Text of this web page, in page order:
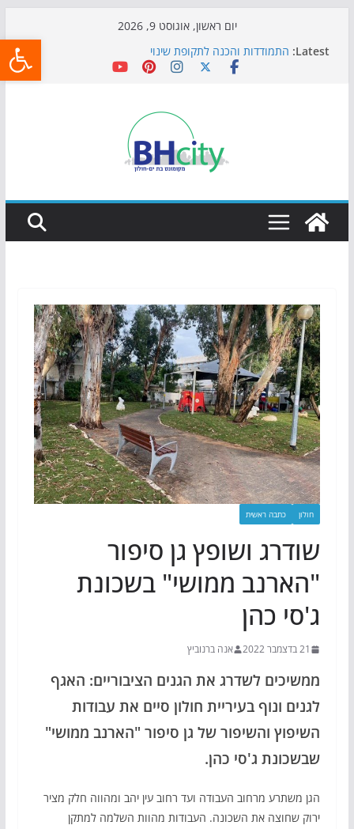
יום ראשון, אוגוסט 9, 2026
Latest: התמודדות והכנה לתקופת שינוי
אי ההרפתקאות ממשיך לכבוש את הגינות: מאות משפחות
כדורגל באווירה מיוחדת: הקרנת גמר המונדיאל בטרמינל
הקיץ של בני הנוער בבת־ים: חוף הריביירה הופך למרחב
בטוח בשעות הערב
חולון כתבה ראשית
שודרג ושופץ גן סיפור
"הארנב ממושי" בשכונת
ג'סי כהן
21 בדצמבר 2022 אנה ברנוביץ
ממשיכים לשדרג את הגנים הציבוריים: האגף
לגנים ונוף בעיריית חולון סיים את עבודות
השיפוץ והשיפור של גן סיפור "הארנב ממושי"
שבשכונת ג'סי כהן.
הגן משתרע מרחוב העבודה ועד רחוב עין יהב ומהווה חלק מציר
ירוק שחוצה את השכונה. העבודות מהוות השלמה למתקן